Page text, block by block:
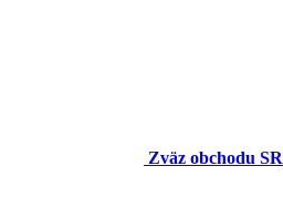
Zväz obchodu SR